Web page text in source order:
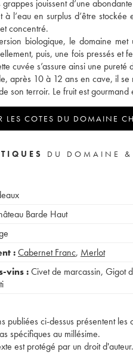
jouissent d’une
à l’eau en surplus d’être
concentré.
biologique, le domaine
puis, une fois pressés et
cuvée s’assure ainsi une
après 10 à 12 ans en cave, il se
son terroir. Le fruit est
LES COTES DU DOMAINE
DU DOMAINE &
Barde Haut
:Cabernet Franc, Merlot
vins :Civet de marcassin, Gigot
publiées ci-dessus présentent
spécifiques au millésime.
est protégé par un droit